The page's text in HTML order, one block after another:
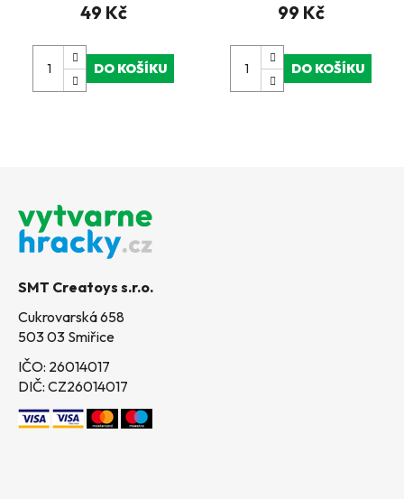
49 Kč
DO KOŠÍKU
99 Kč
DO KOŠÍKU
SMT Creatoys s.r.o.
Cukrovarská 658
503 03 Smiřice
IČO: 26014017
DIČ: CZ26014017